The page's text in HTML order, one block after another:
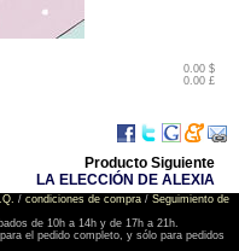
0.00 $
0.00 £
Producto Siguiente
LA ELECCIÓN DE ALEXIA
/ condiciones de compra/ Seguimiento de
de 10h a 14h y de 17h a 21h.
el pedido completo, y sólo para pedidos